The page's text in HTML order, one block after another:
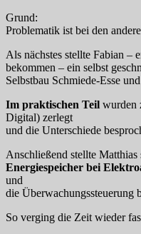
Grund:
Problematik ist bei den
Als nächstes stellte Fabian –
bekommen – ein selbst
Selbstbau Schmiede-Esse
Im praktischen Teil wurden
Digital) zerlegt
und die Unterschiede
Anschließend stellte
Energiespeicher bei
und
die Überwachungssteuerung
So verging die Zeit wieder